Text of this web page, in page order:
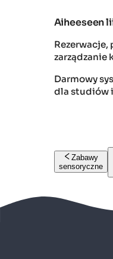
Aiheeseen
Rezerwacje,
zarządzanie
Darmowy
dla studiów
Zabawy
sensoryczne